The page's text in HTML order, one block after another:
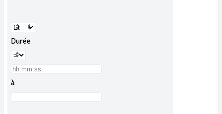
Durée
à